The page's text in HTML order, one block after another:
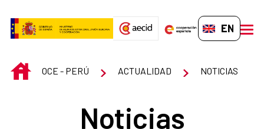
EN-GB
INICIOOCE - PERÚ ACTUALIDAD NOTICIAS
Noticias